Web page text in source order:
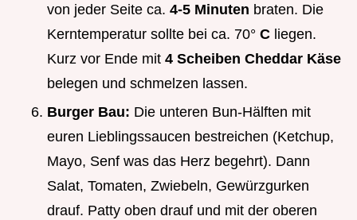
von jeder Seite ca. 4-5 Minuten braten. Die
Kerntemperatur sollte bei ca. 70° C liegen.
Kurz vor Ende mit 4 Scheiben Cheddar Käse
belegen und schmelzen lassen.
Burger Bau: Die unteren Bun-Hälften mit
euren Lieblingssaucen bestreichen (Ketchup,
Mayo, Senf was das Herz begehrt). Dann
Salat, Tomaten, Zwiebeln, Gewürzgurken
drauf. Patty oben drauf und mit der oberen